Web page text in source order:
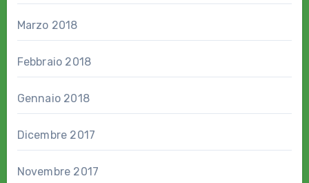
Marzo 2018
Febbraio 2018
Gennaio 2018
Dicembre 2017
Novembre 2017